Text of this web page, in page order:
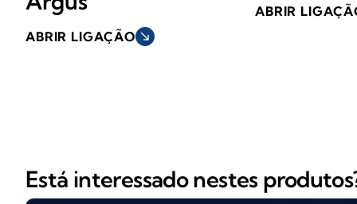
ABRIR LIGAÇÃO south_east
ABRIR
Está interessado nestes